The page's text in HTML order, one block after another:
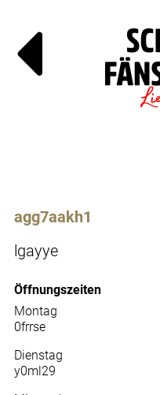
agg7aakh1
lgayye
Öffnungszeiten
Montag
0frrse
Dienstag
y0ml29